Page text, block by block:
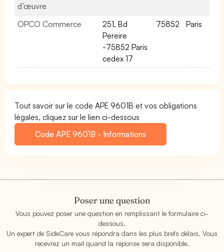
d’œuvre
OPCO Commerce
251, Bd
Pereire
-75852 Paris
cedex 17
75852 Paris
Tout savoir sur le code APE 9601B et vos obligations
légales, cliquez sur le lien ci-dessous
Code APE 9601B - Informations
Poser une question
Vous pouvez poser une question en remplissant le formulaire ci-
dessous.
Un expert de SideCare vous répondra dans les plus brefs délais. Vous
recevrez un mail quand la réponse sera disponible.